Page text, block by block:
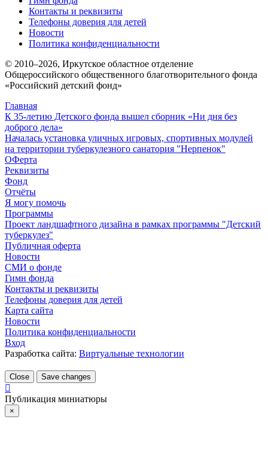
Контакты и реквизиты
Телефоны доверия для детей
Новости
Политика конфиденциальности
© 2010–2026, Иркутское областное отделение
Общероссийского общественного благотворительного фонда
«Российский детский фонд»
Главная
К 35-летию Детского фонда вышел сборник «Ни дня без
доброго дела»
Началась установка уличных игровых, спортивных модулей
на территории туберкулезного санатория "Нерпенок"
ОФерта
Реквизиты
Фонд
Отчёты
Я могу помочь
Программы
Проект ландшафтного дизайна в рамках программы "Детский
туберкулез"
Публичная оферта
Новости
СМИ о фонде
Гимн фонда
Контакты и реквизиты
Телефоны доверия для детей
Карта сайта
Новости
Политика конфиденциальности
Вход
Разработка сайта: Виртуальные технологии
Close Save changes
Публикация миниатюры
×